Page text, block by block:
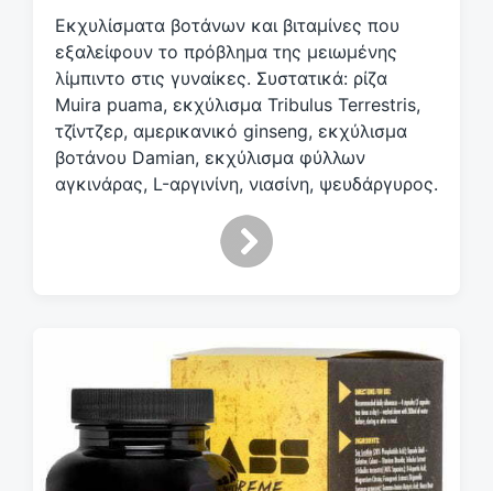
κ
έ
τ
α
Εκχυλίσματα βοτάνων και βιταμίνες που
εξαλείφουν το πρόβλημα της μειωμένης
λίμπιντο στις γυναίκες. Συστατικά: ρίζα
Muira puama, εκχύλισμα Tribulus Terrestris,
τζίντζερ, αμερικανικό ginseng, εκχύλισμα
βοτάνου Damian, εκχύλισμα φύλλων
αγκινάρας, L-αργινίνη, νιασίνη, ψευδάργυρος.